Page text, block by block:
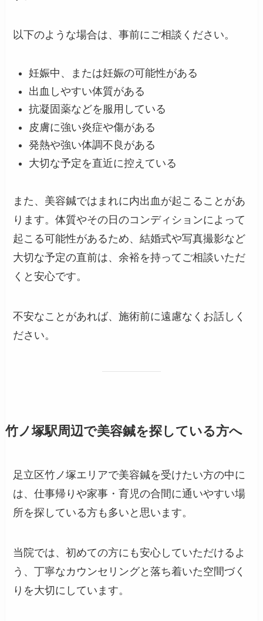
以下のような場合は、事前にご相談ください。
妊娠中、または妊娠の可能性がある
出血しやすい体質がある
抗凝固薬などを服用している
皮膚に強い炎症や傷がある
発熱や強い体調不良がある
大切な予定を直近に控えている
また、美容鍼ではまれに内出血が起こることがあ
ります。体質やその日のコンディションによって
起こる可能性があるため、結婚式や写真撮影など
大切な予定の直前は、余裕を持ってご相談いただ
くと安心です。
不安なことがあれば、施術前に遠慮なくお話しく
ださい。
竹ノ塚駅周辺で美容鍼を探している方へ
足立区竹ノ塚エリアで美容鍼を受けたい方の中に
は、仕事帰りや家事・育児の合間に通いやすい場
所を探している方も多いと思います。
当院では、初めての方にも安心していただけるよ
う、丁寧なカウンセリングと落ち着いた空間づく
りを大切にしています。